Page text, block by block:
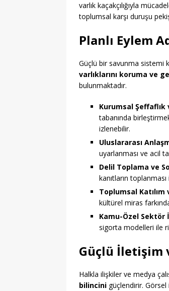
varlık kaçakçılığıyla
toplumsal karşı duruşu
Planlı Eylem
Güçlü bir savunma sistemi
varlıklarını koruma ve
bulunmaktadır.
Kurumsal
tabanında
izlenebilir.
Uluslararası
uyarlanması ve acil
Delil Toplama ve
kanıtların
Toplumsal Katılım
kültürel miras
Kamu-Özel Sektör
sigorta modelleri ile
Güçlü İletişim
Halkla ilişkiler ve medya
bilincini güçlendirir.